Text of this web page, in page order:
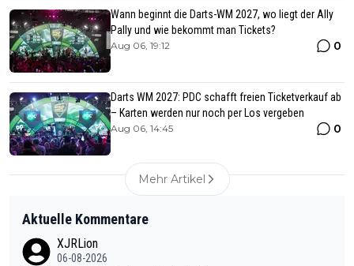
Wann beginnt die Darts-WM 2027, wo liegt der Ally
Pally und wie bekommt man Tickets?
Aug 06, 19:12 0
Darts WM 2027: PDC schafft freien Ticketverkauf ab
– Karten werden nur noch per Los vergeben
Aug 06, 14:45 0
Mehr Artikel
Aktuelle Kommentare
XJRLion
06-08-2026